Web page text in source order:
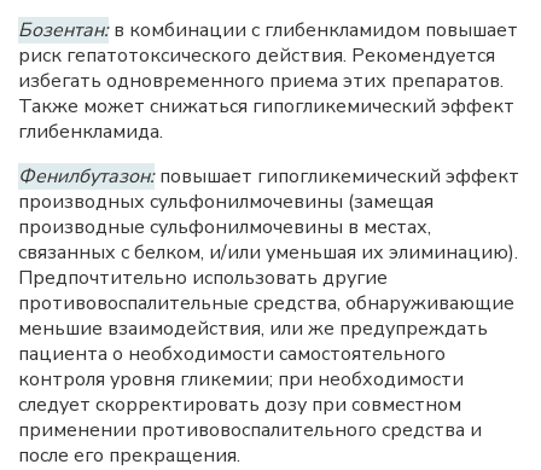
Бозентан:в комбинации с глибенкламидом повышает
риск гепатотоксического действия. Рекомендуется
избегать одновременного приема этих препаратов.
Также может снижаться гипогликемический эффект
глибенкламида.
Фенилбутазон:повышает гипогликемический эффект
производных сульфонилмочевины (замещая
производные сульфонилмочевины в местах,
связанных с белком, и/или уменьшая их элиминацию).
Предпочтительно использовать другие
противовоспалительные средства, обнаруживающие
меньшие взаимодействия, или же предупреждать
пациента о необходимости самостоятельного
контроля уровня гликемии; при необходимости
следует скорректировать дозу при совместном
применении противовоспалительного средства и
после его прекращения.